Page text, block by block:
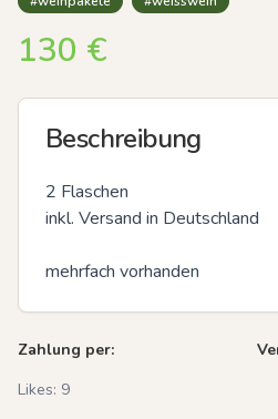
130 €
Beschreibung
2 Flaschen
inkl. Versand in Deutschland
mehrfach vorhanden
Zahlung per:
Likes: 9